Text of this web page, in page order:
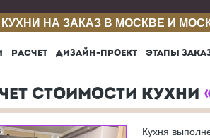
КУХНИ НА ЗАКАЗ В МОСКВЕ И
РАСЧЕТ ДИЗАЙН-ПРОЕКТ ЭТАПЫ
СТОИМОСТИ КУХНИ
Кухня